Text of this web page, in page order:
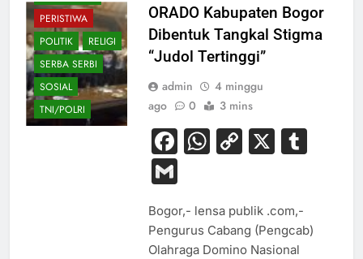
PERISTIWA
POLITIK
RELIGI
SERBA SERBI
SOSIAL
TNI/POLRI
ORADO Kabupaten Bogor
Dibentuk Tangkal Stigma
“Judol Tertinggi”
admin
4 minggu
ago
0 3 mins
Facebook
WhatsApp
Copy
X
Gmail
Bogor,- lensa publik .com,-
Pengurus Cabang (Pengcab)
Olahraga Domino Nasional